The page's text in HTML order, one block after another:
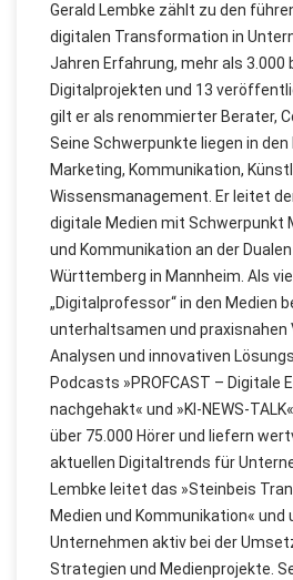
Gerald Lembke zählt zu den
digitalen Transformation in
Jahren Erfahrung, mehr als 3.000
Digitalprojekten und 13
gilt er als renommierter Berater,
Seine Schwerpunkte liegen in
Marketing, Kommunikation,
Wissensmanagement. Er leitet
digitale Medien mit Schwerpunkt
und Kommunikation an der
Württemberg in Mannheim. Als
„Digitalprofessor“ in den Medien
unterhaltsamen und
Analysen und innovativen
Podcasts »PROFCAST – Digitale
nachgehakt« und »KI-NEWS-
über 75.000 Hörer und liefern
aktuellen Digitaltrends für
Lembke leitet das »Steinbeis
Medien und Kommunikation«
Unternehmen aktiv bei der
Strategien und Medienprojekte.